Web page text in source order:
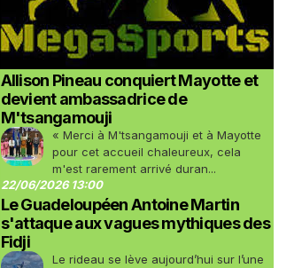
Allison Pineau conquiert Mayotte et
devient ambassadrice de
M'tsangamouji
« Merci à M'tsangamouji et à Mayotte
pour cet accueil chaleureux, cela
m'est rarement arrivé duran...
22/06/2026 13:00
Le Guadeloupéen Antoine Martin
s'attaque aux vagues mythiques des
Fidji
Le rideau se lève aujourd’hui sur l’une